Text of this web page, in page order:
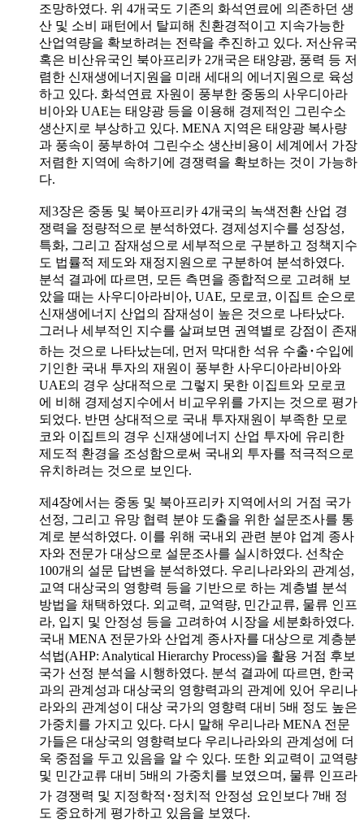
조망하였다. 위 4개국도 기존의 화석연료에 의존하던 생
산 및 소비 패턴에서 탈피해 친환경적이고 지속가능한
산업역량을 확보하려는 전략을 추진하고 있다. 저산유국
혹은 비산유국인 북아프리카 2개국은 태양광, 풍력 등 저
렴한 신재생에너지원을 미래 세대의 에너지원으로 육성
하고 있다. 화석연료 자원이 풍부한 중동의 사우디아라
비아와 UAE는 태양광 등을 이용해 경제적인 그린수소
생산지로 부상하고 있다. MENA 지역은 태양광 복사량
과 풍속이 풍부하여 그린수소 생산비용이 세계에서 가장
저렴한 지역에 속하기에 경쟁력을 확보하는 것이 가능하
다.
제3장은 중동 및 북아프리카 4개국의 녹색전환 산업 경
쟁력을 정량적으로 분석하였다. 경제성지수를 성장성,
특화, 그리고 잠재성으로 세부적으로 구분하고 정책지수
도 법률적 제도와 재정지원으로 구분하여 분석하였다.
분석 결과에 따르면, 모든 측면을 종합적으로 고려해 보
았을 때는 사우디아라비아, UAE, 모로코, 이집트 순으로
신재생에너지 산업의 잠재성이 높은 것으로 나타났다.
그러나 세부적인 지수를 살펴보면 권역별로 강점이 존재
하는 것으로 나타났는데, 먼저 막대한 석유 수출･수입에
기인한 국내 투자의 재원이 풍부한 사우디아라비아와
UAE의 경우 상대적으로 그렇지 못한 이집트와 모로코
에 비해 경제성지수에서 비교우위를 가지는 것으로 평가
되었다. 반면 상대적으로 국내 투자재원이 부족한 모로
코와 이집트의 경우 신재생에너지 산업 투자에 유리한
제도적 환경을 조성함으로써 국내외 투자를 적극적으로
유치하려는 것으로 보인다.
제4장에서는 중동 및 북아프리카 지역에서의 거점 국가
선정, 그리고 유망 협력 분야 도출을 위한 설문조사를 통
계로 분석하였다. 이를 위해 국내외 관련 분야 업계 종사
자와 전문가 대상으로 설문조사를 실시하였다. 선착순
100개의 설문 답변을 분석하였다. 우리나라와의 관계성,
교역 대상국의 영향력 등을 기반으로 하는 계층별 분석
방법을 채택하였다. 외교력, 교역량, 민간교류, 물류 인프
라, 입지 및 안정성 등을 고려하여 시장을 세분화하였다.
국내 MENA 전문가와 산업계 종사자를 대상으로 계층분
석법(AHP: Analytical Hierarchy Process)을 활용 거점 후보
국가 선정 분석을 시행하였다. 분석 결과에 따르면, 한국
과의 관계성과 대상국의 영향력과의 관계에 있어 우리나
라와의 관계성이 대상 국가의 영향력 대비 5배 정도 높은
가중치를 가지고 있다. 다시 말해 우리나라 MENA 전문
가들은 대상국의 영향력보다 우리나라와의 관계성에 더
욱 중점을 두고 있음을 알 수 있다. 또한 외교력이 교역량
및 민간교류 대비 5배의 가중치를 보였으며, 물류 인프라
가 경쟁력 및 지정학적･정치적 안정성 요인보다 7배 정
도 중요하게 평가하고 있음을 보였다.